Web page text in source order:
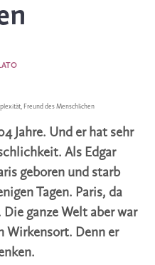
Freund des Menschlichen
Jahre. Und er hat sehr
Als Edgar
geboren und starb
Tagen. Paris, da
ganze Welt aber war
Wirkensort. Denn er